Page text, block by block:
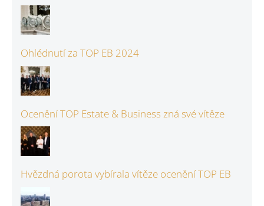
Ohlédnutí za TOP EB 2024
Ocenění TOP Estate & Business zná své vítěze
Hvězdná porota vybírala vítěze ocenění TOP EB